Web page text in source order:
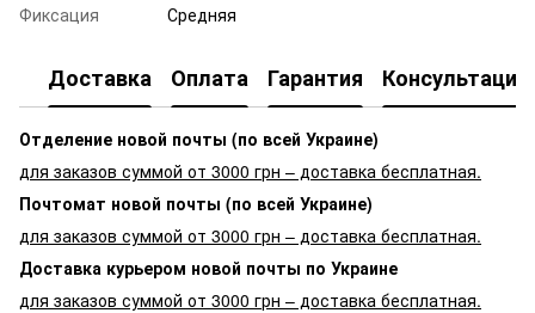
Фиксация
Средняя
Доставка Оплата Гарантия Консультация
Отделение новой почты (по всей Украине)
для заказов суммой от 3000 грн – доставка бесплатная.
Почтомат новой почты (по всей Украине)
для заказов суммой от 3000 грн – доставка бесплатная.
Доставка курьером новой почты по Украине
для заказов суммой от 3000 грн – доставка бесплатная.